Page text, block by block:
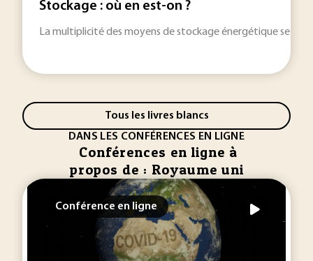
Stockage : où en est-on ?
La multiplicité des moyens de stockage énergétique se
Tous les livres blancs
DANS LES CONFÉRENCES EN LIGNE
Conférences en ligne à
propos de : Royaume uni
Conférence en ligne